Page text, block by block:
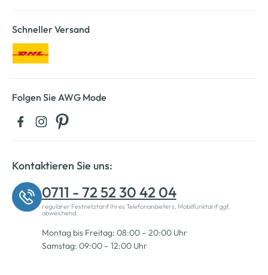
Schneller Versand
Folgen Sie AWG Mode
Kontaktieren Sie uns:
0711 - 72 52 30 42 04
regulärer Festnetztarif Ihres Telefonanbieters, Mobilfunktarif ggf.
abweichend.
Montag bis Freitag: 08:00 – 20:00 Uhr
Samstag: 09:00 – 12:00 Uhr